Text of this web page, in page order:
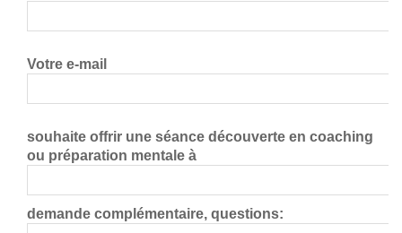
Votre e-mail
souhaite offrir une séance découverte en coaching
ou préparation mentale à
demande complémentaire, questions: